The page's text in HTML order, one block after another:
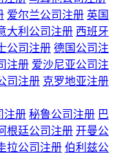
爱尔兰公司注册 英国
大利公司注册 西班牙
公司注册 德国公司注
注册 爱沙尼亚公司注
司注册 克罗地亚注册
注册 秘鲁公司注册 巴
根廷公司注册 开曼公
拉公司注册 伯利兹公